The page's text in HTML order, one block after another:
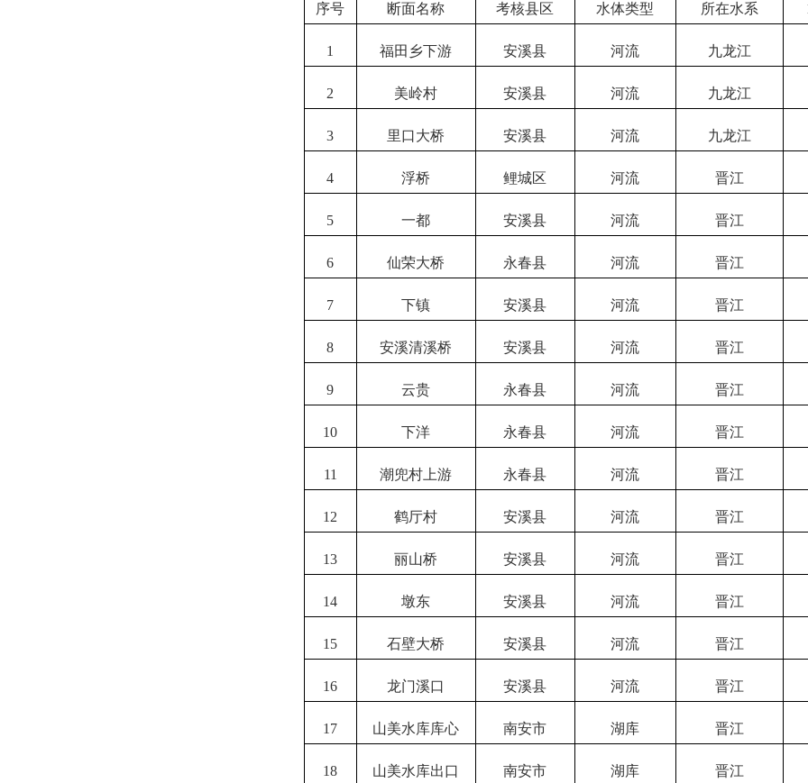
序号 断面名称 考核县区 水体类型 所在水系
1 福田乡下游 安溪县 河流 九龙江
2 美岭村 安溪县 河流 九龙江
3 里口大桥 安溪县 河流 九龙江
4 浮桥 鲤城区 河流 晋江
5 一都 安溪县 河流 晋江
6 仙荣大桥 永春县 河流 晋江
7 下镇 安溪县 河流 晋江
8 安溪清溪桥 安溪县 河流 晋江
9 云贵 永春县 河流 晋江
10 下洋 永春县 河流 晋江
11 潮兜村上游 永春县 河流 晋江
12 鹤厅村 安溪县 河流 晋江
13 丽山桥 安溪县 河流 晋江
14 墩东 安溪县 河流 晋江
15 石壁大桥 安溪县 河流 晋江
16 龙门溪口 安溪县 河流 晋江
17 山美水库库心 南安市 湖库 晋江
18 山美水库出口 南安市 湖库 晋江